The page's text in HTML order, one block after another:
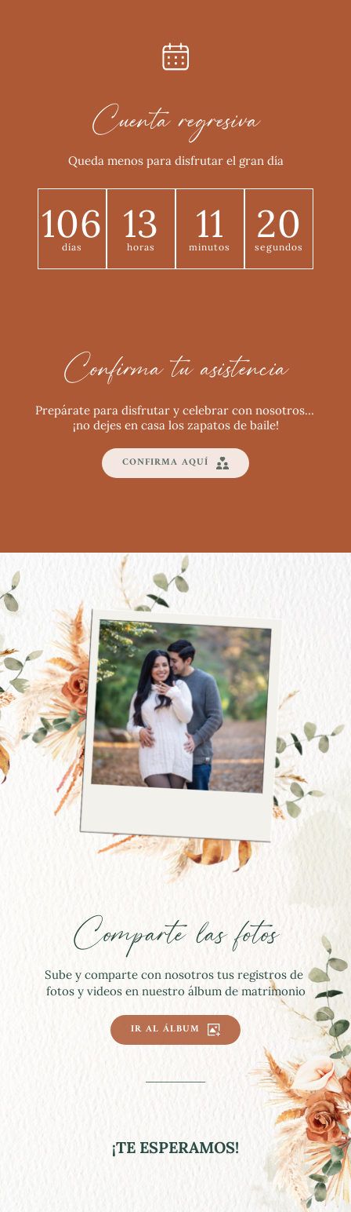
Cuenta regresiva
Queda menos para disfrutar el gran día
106
días 13
horas 11
minutos 18
segundos
Confirma tu asistencia
Prepárate para disfrutar y celebrar con nosotros…
¡no dejes en casa los zapatos de baile!
CONFIRMA AQUÍ
Comparte las fotos
Sube y comparte con nosotros tus registros de
fotos y videos en nuestro álbum de matrimonio
IR AL ÁLBUM
¡TE ESPERAMOS!